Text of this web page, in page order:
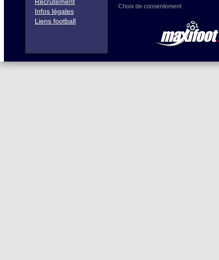
Infos légales
Liens football
Choix de consentement